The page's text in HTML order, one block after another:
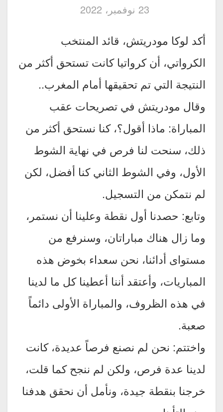
23 نوفمبر، 2022
أكد لوكا مودريتش، قائد المنتخب
الكرواتي، أن كرواتيا كانت تستحق أكثر من
النتيجة التي تم تحقيقها أمام المغرب..
وقال مودريتش في تصريحات عقب
المباراة: ماذا أقول؟، كنا نستحق أكثر من
ذلك، سنحت لنا فرص في نهاية الشوط
الأول، وفي الشوط الثاني كنا أفضل، لكن
لم نتمكن من التسجيل.
وتابع: حصدنا أول نقطة وعلينا أن نستمر،
وما زال هناك مباراتان، وسنرفع من
مستواى أدائنا، نحن سعداء بخوض هذه
المباريات، وأعتقد أننا أعطينا كل ما لدينا
في هذه الظروف، والمباراة الأولى دائماً
صعبة.
واختتم: نحن لم نصنع فرصاً عديدة، كانت
لدينا عدة فرص، ولكن لم ننجح كما قلت،
خرجنا بنقطة جيدة، ونأمل أن نحقق هدفنا